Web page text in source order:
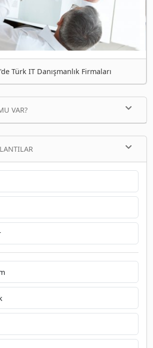
Türk IT Danışmanlık Firmaları
VAR?